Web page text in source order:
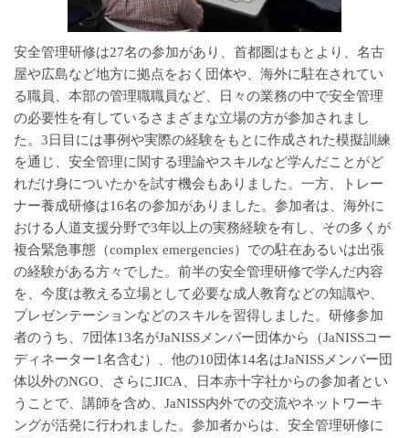
安全管理研修は27名の参加があり、首都圏はもとより、名古
屋や広島など地方に拠点をおく団体や、海外に駐在されてい
る職員、本部の管理職職員など、日々の業務の中で安全管理
の必要性を有しているさまざまな立場の方が参加されまし
た。3日目には事例や実際の経験をもとに作成された模擬訓練
を通じ、安全管理に関する理論やスキルなど学んだことがど
れだけ身についたかを試す機会もありました。一方、トレー
ナー養成研修は16名の参加がありました。参加者は、海外に
おける人道支援分野で3年以上の実務経験を有し、その多くが
複合緊急事態（complex emergencies）での駐在あるいは出張
の経験がある方々でした。前半の安全管理研修で学んだ内容
を、今度は教える立場として必要な成人教育などの知識や、
プレゼンテーションなどのスキルを習得しました。研修参加
者のうち、7団体13名がJaNISSメンバー団体から（JaNISSコー
ディネーター1名含む）、他の10団体14名はJaNISSメンバー団
体以外のNGO、さらにJICA、日本赤十字社からの参加者とい
うことで、講師を含め、JaNISS内外での交流やネットワーキ
ングが活発に行われました。参加者からは、安全管理研修に